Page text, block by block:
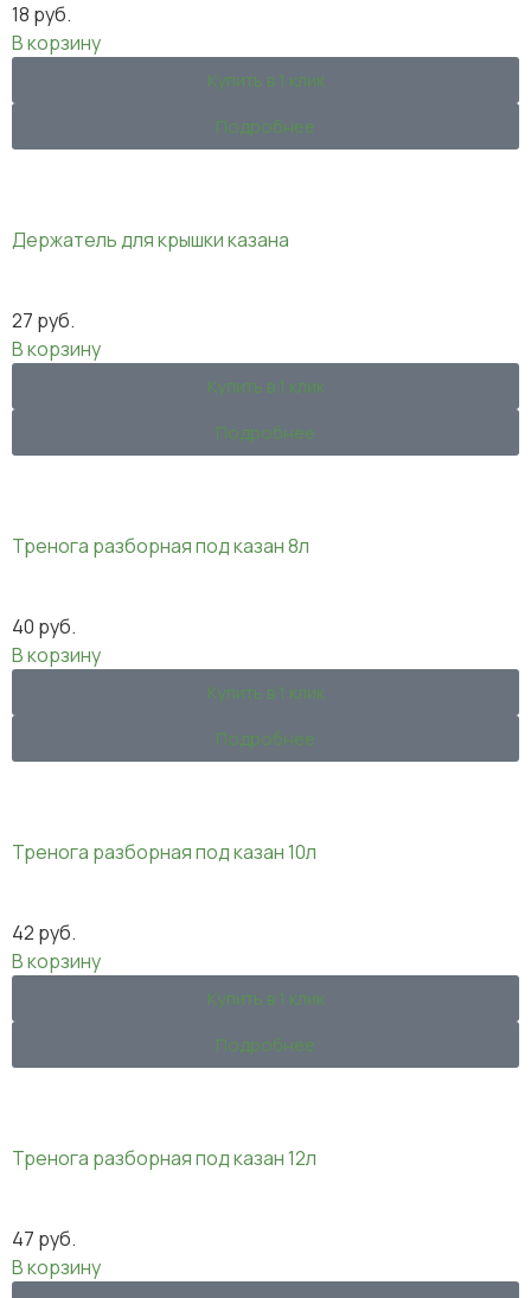
18 руб.
В корзину
Купить в 1 клик
Подробнее
Держатель для крышки казана
27 руб.
В корзину
Купить в 1 клик
Подробнее
Тренога разборная под казан 8л
40 руб.
В корзину
Купить в 1 клик
Подробнее
Тренога разборная под казан 10л
42 руб.
В корзину
Купить в 1 клик
Подробнее
Тренога разборная под казан 12л
47 руб.
В корзину